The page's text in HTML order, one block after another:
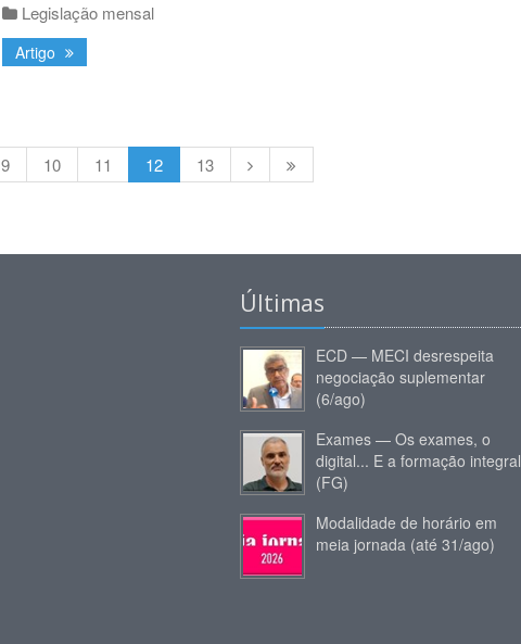
Legislação mensal
Artigo
9 10 11 12 13
Últimas
ECD — MECI desrespeita
negociação suplementar
(6/ago)
Exames — Os exames, o
digital... E a formação integral
(FG)
Modalidade de horário em
meia jornada (até 31/ago)